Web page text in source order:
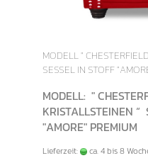
MODELL "
SESSEL IN STOFF
MODELL: "
KRISTALLSTEINEN “
"AMORE" PREMIUM
Lieferzeit: ca. 4 bis 8